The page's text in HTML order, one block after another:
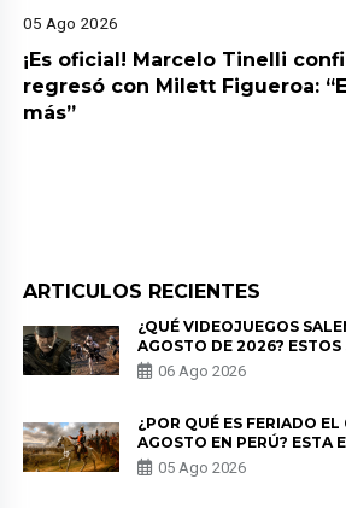
05 Ago 2026
¡Es oficial! Marcelo Tinelli
regresó con Milett Figueroa:
más”
ARTICULOS RECIENTES
¿QUÉ VIDEOJUEGOS
AGOSTO DE 2026? ESTOS
LOS ESTRENOS MÁS
06 Ago 2026
¿POR QUÉ ES FERIADO EL
AGOSTO EN PERÚ? ESTA
HISTORIA
05 Ago 2026